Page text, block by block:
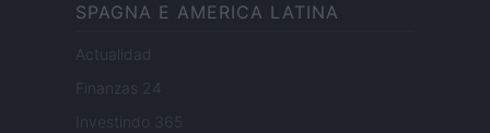
SPAGNA E AMERICA LATINA
Actualidad
Finanzas 24
Investindo 365